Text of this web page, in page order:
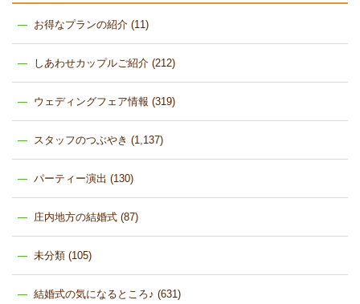
お得なプランの紹介(11)
しあわせカップルご紹介(212)
ウェディングフェア情報 (319)
スタッフのつぶやき (1,137)
パーティー演出 (130)
庄内地方の結婚式(87)
未分類(105)
結婚式の気になるところ♪ (631)